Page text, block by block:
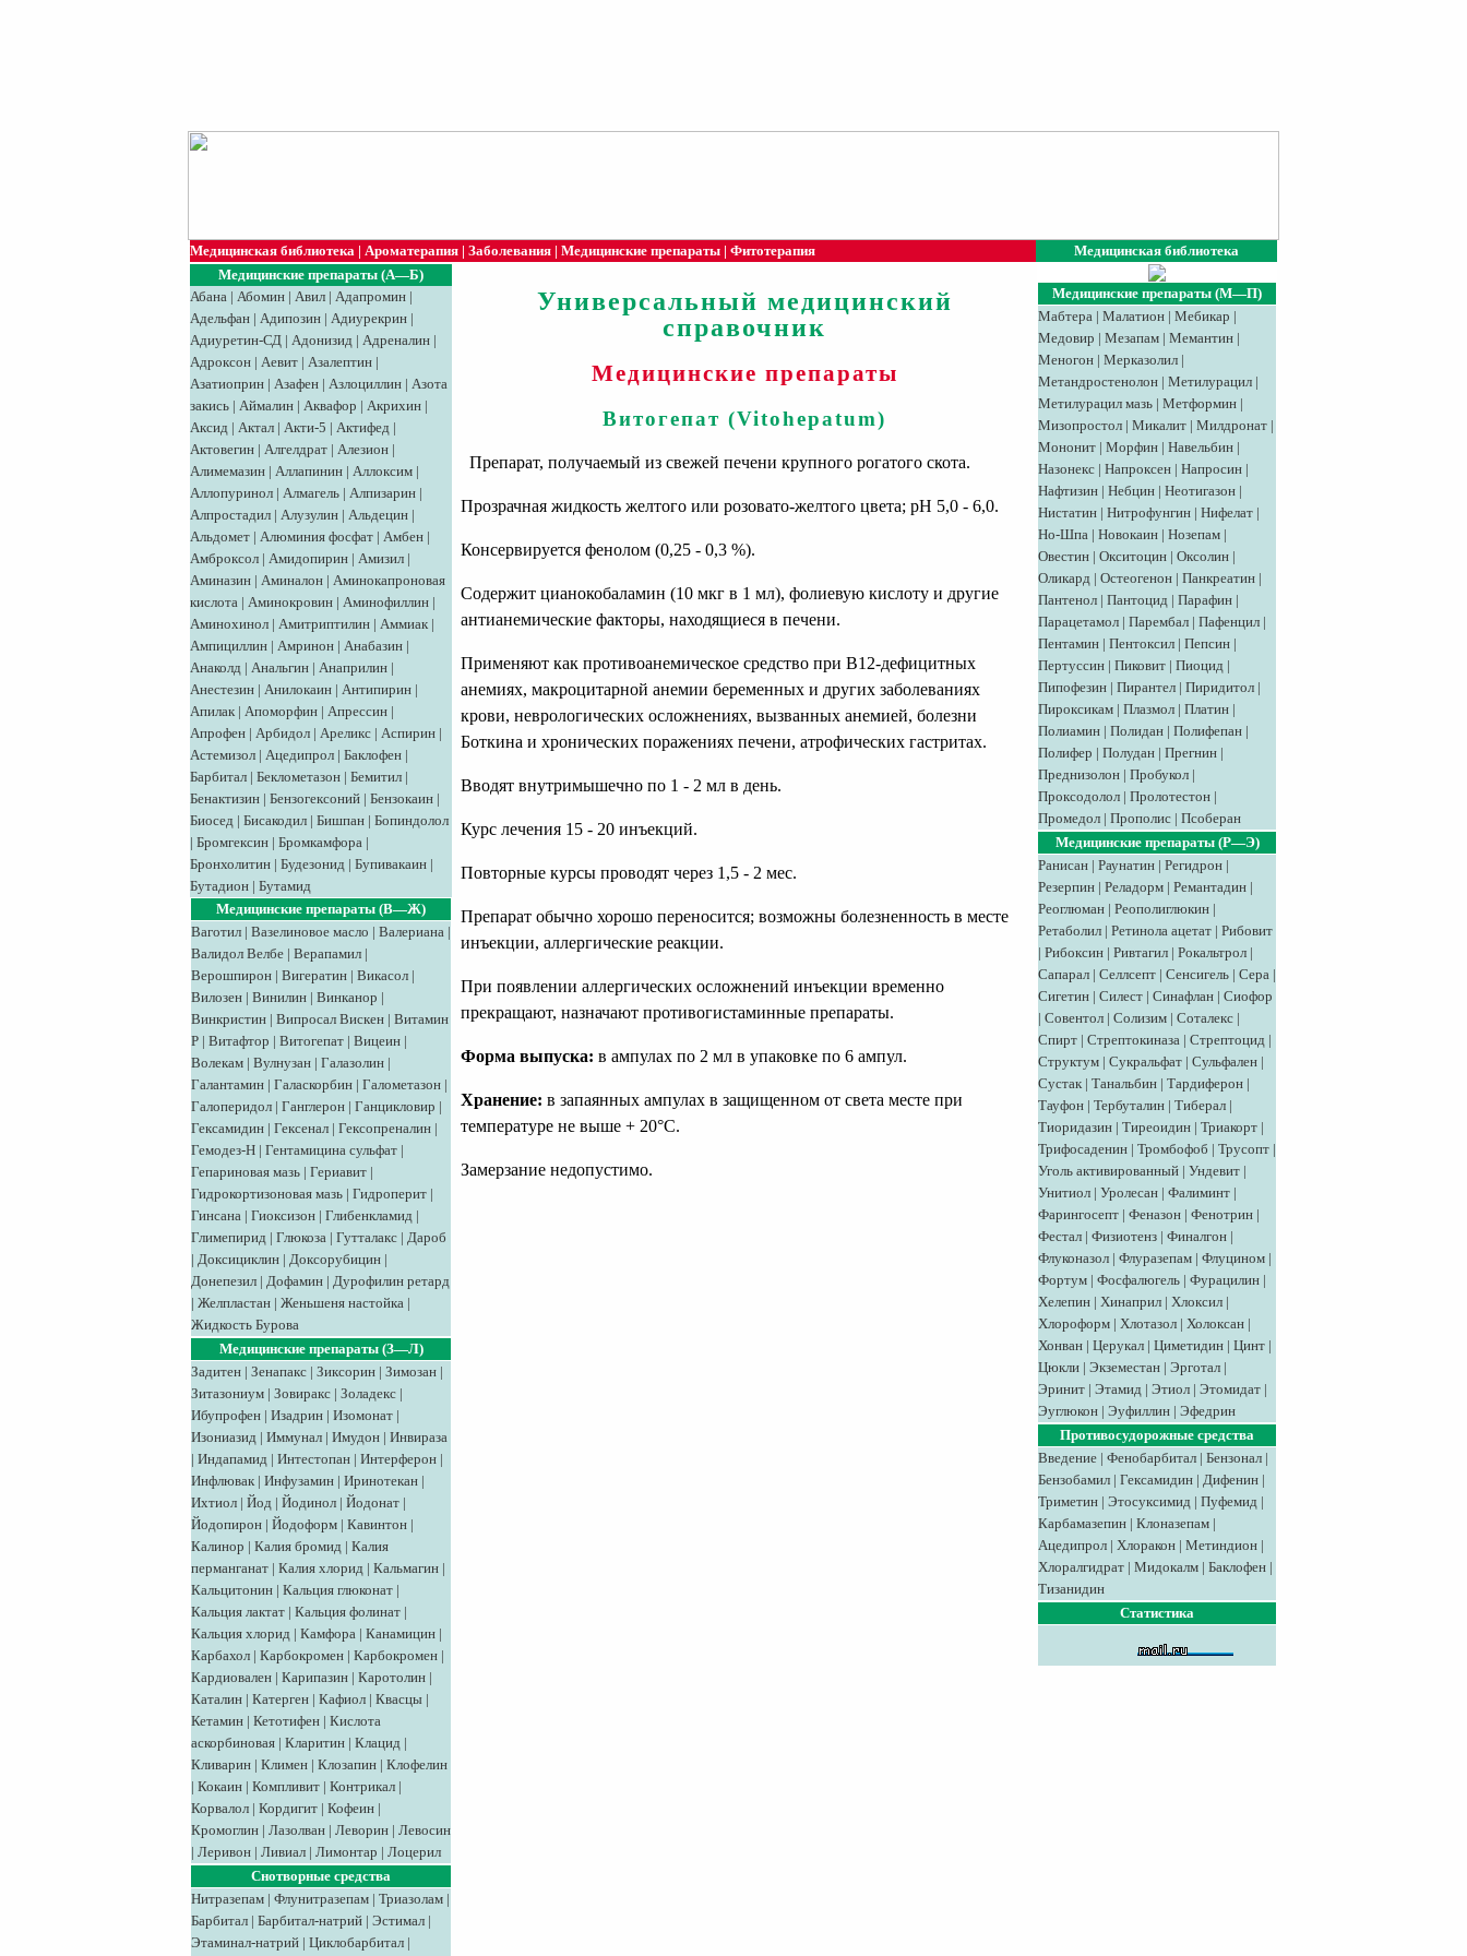
Медицинская библиотека | Ароматерапия | Заболевания | Медицинские препараты | Фитотерапия
Медицинская библиотека
Медицинские препараты (А—Б)
Абана | Абомин | Авил | Адапромин |
Адельфан | Адипозин | Адиурекрин |
Адиуретин-СД | Адонизид | Адреналин |
Адроксон | Аевит | Азалептин |
Азатиоприн | Азафен | Азлоциллин | Азота
закись | Аймалин | Аквафор | Акрихин |
Аксид | Aктaл | Акти-5 | Актифед |
Актовегин | Алгелдрат | Алезион |
Алимемазин | Аллапинин | Аллоксим |
Аллопуринол | Алмагель | Алпизарин |
Алпростадил | Алузулин | Альдецин |
Альдомет | Алюминия фосфат | Амбен |
Амброксол | Амидопирин | Амизил |
Аминазин | Аминалон | Аминокапроновая
кислота | Аминокровин | Аминофиллин |
Аминохинол | Амитриптилин | Аммиак |
Ампициллин | Амринон | Анабазин |
Анаколд | Анальгин | Анаприлин |
Анестезин | Анилокаин | Антипирин |
Апилак | Апоморфин | Апрессин |
Апрофен | Арбидол | Ареликс | Аспирин |
Астемизол | Ацедипрол | Баклофен |
Барбитал | Беклометазон | Бемитил |
Бенактизин | Бензогексоний | Бензокаин |
Биосед | Бисакодил | Бишпан | Бопиндолол
| Бромгексин | Бромкамфора |
Бронхолитин | Будезонид | Бупивакаин |
Бутадион | Бутамид
Медицинские препараты (В—Ж)
Ваготил | Вазелиновое масло | Валериана |
Валидол Велбе | Верапамил |
Верошпирон | Вигератин | Викасол |
Вилозен | Винилин | Винканор |
Винкристин | Випросал Вискен | Витамин
Р | Витафтор | Витогепат | Вицеин |
Волекам | Вулнузан | Галазолин |
Галантамин | Галаскорбин | Галометазон |
Галоперидол | Ганглерон | Ганцикловир |
Гексамидин | Гексенал | Гексопреналин |
Гемодез-Н | Гентамицина сульфат |
Гепариновая мазь | Гериавит |
Гидрокортизоновая мазь | Гидроперит |
Гинсана | Гиоксизон | Глибенкламид |
Глимепирид | Глюкоза | Гутталакс | Дароб
| Доксициклин | Доксорубицин |
Донепезил | Дофамин | Дурофилин ретард
| Желпластан | Женьшеня настойка |
Жидкость Бурова
Медицинские препараты (З—Л)
Задитен | Зенапакс | Зиксорин | Зимозан |
Зитазониум | Зовиракс | Золадекс |
Ибупрофен | Изадрин | Изомонат |
Изониазид | Иммунал | Имудон | Инвираза
| Индапамид | Интестопан | Интерферон |
Инфлювак | Инфузамин | Иринотекан |
Ихтиол | Йод | Йодинол | Йодонат |
Йодопирон | Йодоформ | Кавинтон |
Калинор | Калия бромид | Калия
перманганат | Калия хлорид | Кальмагин |
Кальцитонин | Кальция глюконат |
Кальция лактат | Кальция фолинат |
Кальция хлорид | Камфора | Канамицин |
Карбахол | Карбокромен | Карбокромен |
Кардиовален | Карипазин | Каротолин |
Каталин | Катерген | Кафиол | Квасцы |
Кетамин | Кетотифен | Кислота
аскорбиновая | Кларитин | Клацид |
Кливарин | Климен | Клозапин | Клофелин
| Кокаин | Компливит | Контрикал |
Корвалол | Кордигит | Кофеин |
Кромоглин | Лазолван | Леворин | Левосин
| Леривон | Ливиал | Лимонтар | Лоцерил
Снотворные средства
Нитразепам | Флунитразепам | Триазолам |
Барбитал | Барбитал-натрий | Эстимал |
Этаминал-натрий | Циклобарбитал |
Универсальный медицинский
справочник
Медицинские препараты
Витогепат (Vitohepatum)
Препарат, получаемый из свежей печени крупного рогатого скота.
Прозрачная жидкость желтого или розовато-желтого цвета; рН 5,0 - 6,0.
Консервируется фенолом (0,25 - 0,3 %).
Содержит цианокобаламин (10 мкг в 1 мл), фолиевую кислоту и другие
антианемические факторы, находящиеся в печени.
Применяют как противоанемическое средство при В12-дефицитных
анемиях, макроцитарной анемии беременных и других заболеваниях
крови, неврологических осложнениях, вызванных анемией, болезни
Боткина и хронических поражениях печени, атрофических гастритах.
Вводят внутримышечно по 1 - 2 мл в день.
Курс лечения 15 - 20 инъекций.
Повторные курсы проводят через 1,5 - 2 мес.
Препарат обычно хорошо переносится; возможны болезненность в месте
инъекции, аллергические реакции.
При появлении аллергических осложнений инъекции временно
прекращают, назначают противогистаминные препараты.
Форма выпуска: в ампулах по 2 мл в упаковке по 6 ампул.
Хранение: в запаянных ампулах в защищенном от света месте при
температуре не выше + 20°С.
Замерзание недопустимо.
Медицинские препараты (М—П)
Мабтера | Малатион | Мебикар |
Медовир | Meзaпaм | Мемантин |
Меногон | Мерказолил |
Метандростенолон | Метилурацил |
Метилурацил мазь | Метформин |
Мизопростол | Микалит | Милдронат |
Мононит | Морфин | Навельбин |
Назонекс | Напроксен | Напросин |
Нафтизин | Небцин | Неотигазон |
Нистатин | Нитрофунгин | Нифелат |
Но-Шпа | Новокаин | Нозепам |
Овестин | Окситоцин | Оксолин |
Оликард | Остеогенон | Панкреатин |
Пантенол | Пантоцид | Парафин |
Парацетамол | Парембал | Пафенцил |
Пентамин | Пентоксил | Пепсин |
Пертуссин | Пиковит | Пиоцид |
Пипофезин | Пирантел | Пиридитол |
Пироксикам | Плазмол | Платин |
Полиамин | Полидан | Полифепан |
Полифер | Полудан | Прегнин |
Преднизолон | Пробукол |
Проксодолол | Пролотестон |
Промедол | Прополис | Псоберан
Медицинские препараты (Р—Э)
Ранисан | Раунатин | Регидрон |
Резерпин | Реладорм | Ремантадин |
Реоглюман | Реополиглюкин |
Ретаболил | Ретинола ацетат | Рибовит
| Рибоксин | Ривтагил | Рокальтрол |
Сапарал | Селлсепт | Сенсигель | Сера |
Сигетин | Силест | Синафлан | Сиофор
| Совентол | Солизим | Соталекс |
Спирт | Стрептокиназа | Стрептоцид |
Структум | Сукральфат | Сульфален |
Сустак | Танальбин | Тардиферон |
Тауфон | Тербуталин | Тиберал |
Тиоридазин | Тиреоидин | Триакорт |
Трифосаденин | Тромбофоб | Трусопт |
Уголь активированный | Ундевит |
Унитиол | Уролесан | Фалиминт |
Фарингосепт | Феназон | Фенотрин |
Фестал | Физиотенз | Финалгон |
Флуконазол | Флуразепам | Флуцином |
Фортум | Фосфалюгель | Фурацилин |
Хелепин | Хинаприл | Хлоксил |
Хлороформ | Хлотазол | Холоксан |
Хонван | Церукал | Циметидин | Цинт |
Цюкли | Экземестан | Эрготал |
Эринит | Этамид | Этиол | Этомидат |
Эуглюкон | Эуфиллин | Эфедрин
Противосудорожные средства
Введение | Фенобарбитал | Бензонал |
Бензобамил | Гексамидин | Дифенин |
Триметин | Этосуксимид | Пуфемид |
Карбамазепин | Клоназепам |
Ацедипрол | Хлоракон | Метиндион |
Хлоралгидрат | Мидокалм | Баклофен |
Тизанидин
Статистика